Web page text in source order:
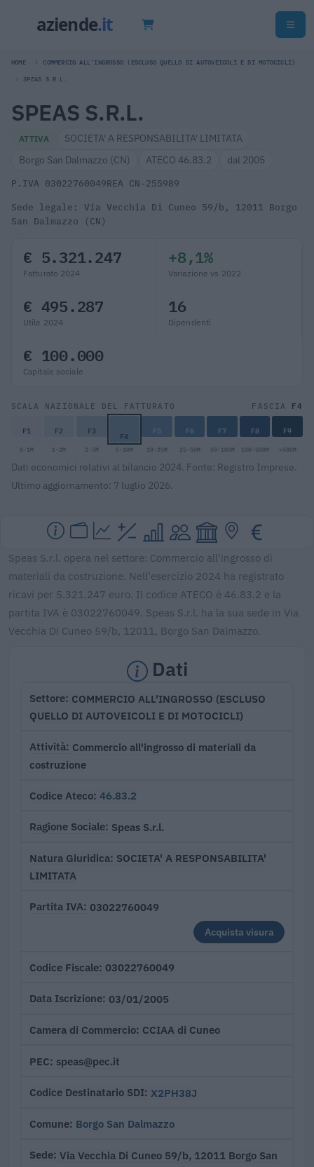
HOME COMMERCIO ALL'INGROSSO (ESCLUSO QUELLO DI AUTOVEICOLI E DI MOTOCICLI)
SPEAS S.R.L.
SPEAS S.R.L.
ATTIVA
SOCIETA' A RESPONSABILITA' LIMITATA
Borgo San Dalmazzo (CN)
ATECO 46.83.2 dal 2005
P.IVA 03022760049REA CN-255989
Sede legale: Via Vecchia Di Cuneo 59/b, 12011 Borgo
San Dalmazzo (CN)
€ 5.321.247
Fatturato 2024
+8,1%
Variazione vs 2022
€ 495.287
Utile 2024
16
Dipendenti
€ 100.000
Capitale sociale
SCALA NAZIONALE DEL FATTURATO FASCIA F4
F1 F2 F3 F4 F5 F6 F7 F8 F9
0-1M 1-2M 2-5M 5-10M 10-25M 25-50M 50-100M 100-500M >500M
Dati economici relativi al bilancio 2024. Fonte: Registro Imprese.
Ultimo aggiornamento: 7 luglio 2026.
Speas S.r.l. opera nel settore: Commercio all'ingrosso di
materiali da costruzione. Nell'esercizio 2024 ha registrato
ricavi per 5.321.247 euro. Il codice ATECO è 46.83.2 e la
partita IVA è 03022760049. Speas S.r.l. ha la sua sede in Via
Vecchia Di Cuneo 59/b, 12011, Borgo San Dalmazzo.
Dati
Settore COMMERCIO ALL'INGROSSO (ESCLUSO
QUELLO DI AUTOVEICOLI E DI MOTOCICLI)
Attività Commercio all'ingrosso di materiali da
costruzione
Codice Ateco 46.83.2
Ragione Sociale Speas S.r.l.
Natura Giuridica SOCIETA' A RESPONSABILITA'
LIMITATA
Partita IVA 03022760049
Acquista visura
Codice Fiscale 03022760049
Data Iscrizione 03/01/2005
Camera di Commercio CCIAA di Cuneo
PEC speas@pec.it
Codice Destinatario SDI X2PH38J
Comune Borgo San Dalmazzo
Sede Via Vecchia Di Cuneo 59/b, 12011 Borgo San